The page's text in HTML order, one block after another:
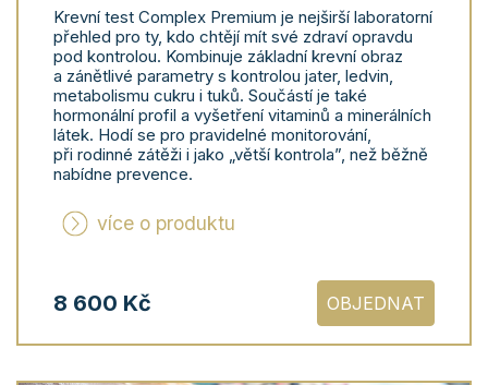
Krevní test Complex Premium je nejširší laboratorní
přehled pro ty, kdo chtějí mít své zdraví opravdu
pod kontrolou. Kombinuje základní krevní obraz
a zánětlivé parametry s kontrolou jater, ledvin,
metabolismu cukru i tuků. Součástí je také
hormonální profil a vyšetření vitaminů a minerálních
látek. Hodí se pro pravidelné monitorování,
při rodinné zátěži i jako „větší kontrola”, než běžně
nabídne prevence.
více o produktu
8 600 Kč OBJEDNAT